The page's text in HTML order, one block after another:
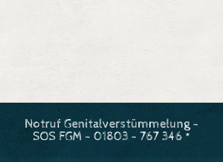
Notruf Genitalverstümmelung -
SOS FGM - 01803 - 767 346 *